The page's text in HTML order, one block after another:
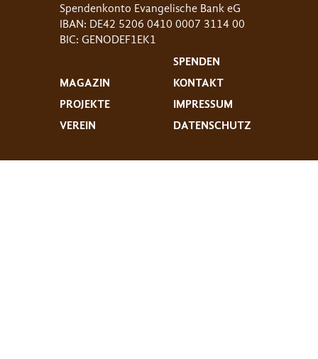
Spendenkonto Evangelische Bank eG
IBAN: DE42 5206 0410 0007 3114 00
BIC: GENODEF1EK1
MAGAZIN
PROJEKTE
VEREIN
SPENDEN
KONTAKT
IMPRESSUM
DATENSCHUTZ